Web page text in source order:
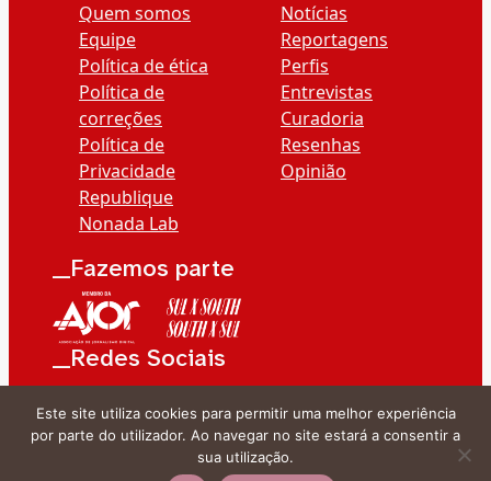
Quem somos
Equipe
Política de ética
Política de
correções
Política de
Privacidade
Republique
Nonada Lab
Notícias
Reportagens
Perfis
Entrevistas
Curadoria
Resenhas
Opinião
__Fazemos parte
__Redes Sociais
Este site utiliza cookies para permitir uma melhor experiência
por parte do utilizador. Ao navegar no site estará a consentir a
sua utilização.